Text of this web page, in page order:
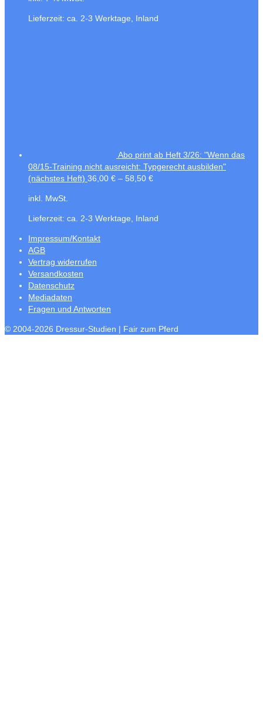
Lieferzeit: ca. 2-3 Werktage, Inland
Abo print ab Heft 3/26: "Wenn das
08/15-Training nicht ausreicht: Typgerecht ausbilden"
(nächstes Heft) 36,00 € – 58,50 €
inkl. MwSt.
Lieferzeit: ca. 2-3 Werktage, Inland
Impressum/Kontakt
AGB
Vertrag widerrufen
Versandkosten
Datenschutz
Mediadaten
Fragen und Antworten
© 2004-2026 Dressur-Studien | Fair zum Pferd